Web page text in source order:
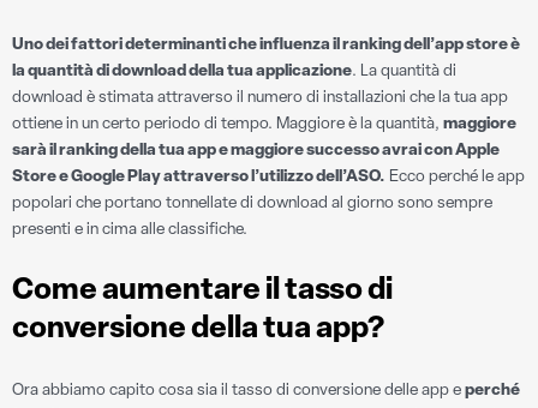
Uno dei fattori determinanti che influenza il ranking dell’app store è
la quantità di download della tua applicazione. La quantità di
download è stimata attraverso il numero di installazioni che la tua app
ottiene in un certo periodo di tempo. Maggiore è la quantità, maggiore
sarà il ranking della tua app e maggiore successo avrai con Apple
Store e Google Play attraverso l’utilizzo dell’ASO. Ecco perché le app
popolari che portano tonnellate di download al giorno sono sempre
presenti e in cima alle classifiche.
Come aumentare il tasso di
conversione della tua app?
Ora abbiamo capito cosa sia il tasso di conversione delle app e perché